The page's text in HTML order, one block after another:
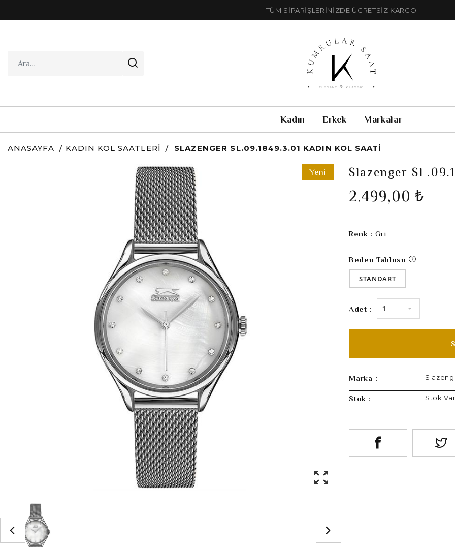
TÜM SİPARİŞLERİNİZDE ÜCRETSİZ KARGO
Kadın Erkek Markalar
ANASAYFA KADIN KOL SAATLERI SLAZENGER SL.09.1849.3.01 KADIN KOL SAATI
Yeni Slazenger
2.499,00 ₺
Renk : Gri
Beden Tablosu
STANDART
Adet : 1
Marka :
Stok : Stok Var